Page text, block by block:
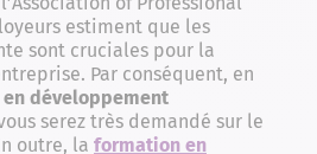
estiment que les
sont cruciales pour la
Par conséquent, en
développement
serez très demandé sur le
outre, la formation en